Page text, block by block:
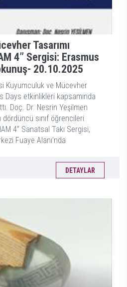
Tasarımı
4” Sergisi: Erasmus
20.10.2025
Kuyumculuk ve Mücevher
Days etkinlikleri kapsamında
Doç. Dr. Nesrin Yeşilmen
dördüncü sınıf öğrencileri
4” Sanatsal Takı Sergisi,
Fuaye Alanı’nda
DETAYLAR